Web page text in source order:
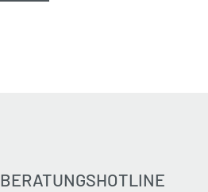
BERATUNGSHOTLINE